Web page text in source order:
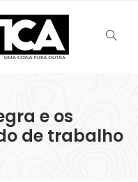
e os
de trabalho